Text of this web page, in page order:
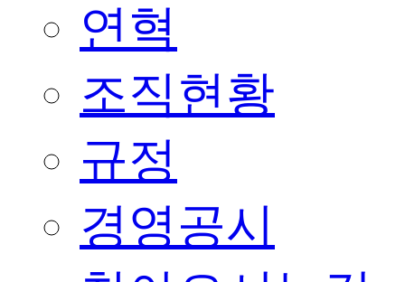
연혁
조직현황
규정
경영공시